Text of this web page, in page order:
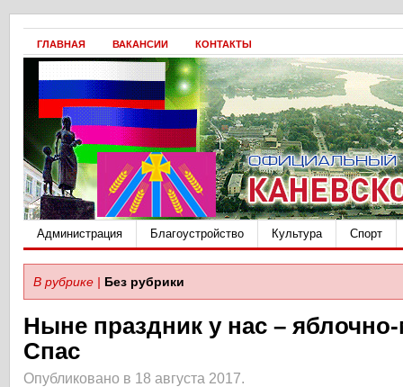
ГЛАВНАЯ ВАКАНСИИ КОНТАКТЫ
Администрация Благоустройство Культура Спорт
В рубрике | Без рубрики
Ныне праздник у нас –
Спас
Опубликовано в 18 августа 2017.